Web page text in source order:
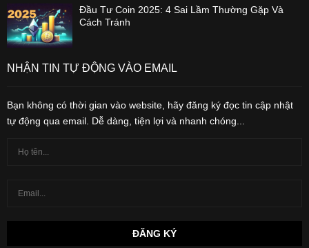
Đầu Tư Coin 2025: 4 Sai Lầm Thường Gặp Và
Cách Tránh
NHẬN TIN TỰ ĐỘNG VÀO EMAIL
Bạn không có thời gian vào website, hãy đăng ký đọc tin cập nhật
tự động qua email. Dễ dàng, tiện lợi và nhanh chóng...